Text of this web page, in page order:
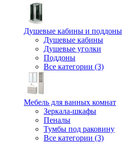
Душевые кабины и поддоны
Душевые кабины
Душевые уголки
Поддоны
Все категории (3)
Мебель для ванных комнат
Зеркала-шкафы
Пеналы
Тумбы под раковину
Все категории (3)